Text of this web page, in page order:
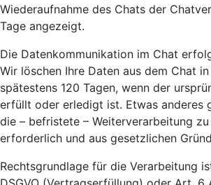
Wiederaufnahme des Chats der
Tage angezeigt.
Die Datenkommunikation im Chat
Wir löschen Ihre Daten aus dem Chat
spätestens 120 Tagen, wenn der
erfüllt oder erledigt ist. Etwas anderes
die – befristete – Weiterverarbeitung
erforderlich und aus gesetzlichen
Rechtsgrundlage für die Verarbeitung